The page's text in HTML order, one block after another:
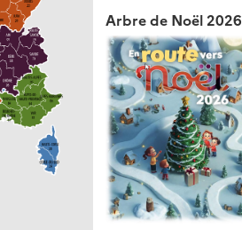
Arbre de Noël 2026